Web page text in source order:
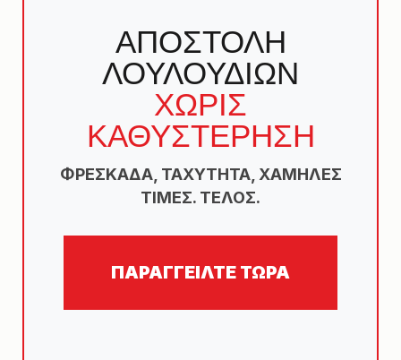
ΑΠΟΣΤΟΛΗ
ΛΟΥΛΟΥΔΙΩΝ
ΧΩΡΙΣ
ΚΑΘΥΣΤΕΡΗΣΗ
ΦΡΕΣΚΆΔΑ, ΤΑΧΎΤΗΤΑ, ΧΑΜΗΛΈΣ
ΤΙΜΈΣ. ΤΈΛΟΣ.
ΠΑΡΑΓΓΕΙΛΤΕ ΤΩΡΑ